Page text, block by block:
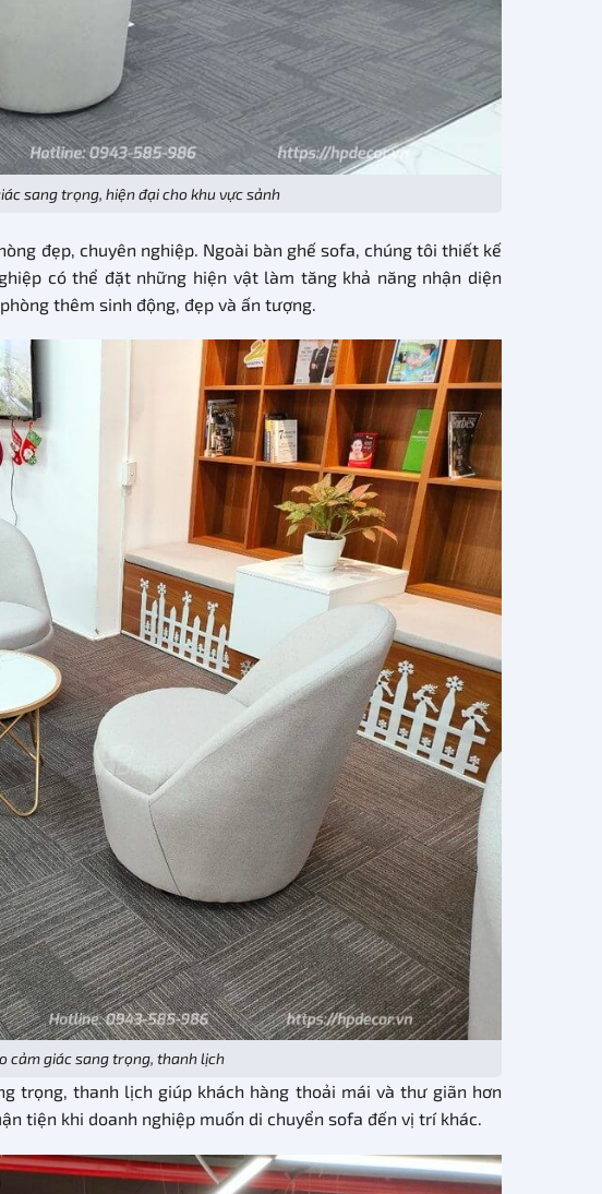
sang trọng, hiện đại cho khu vực sảnh
đẹp, chuyên nghiệp. Ngoài bàn ghế sofa, chúng tôi thiết kế
có thể đặt những hiện vật làm tăng khả năng nhận diện
thêm sinh động, đẹp và ấn tượng.
cảm giác sang trọng, thanh lịch
trọng, thanh lịch giúp khách hàng thoải mái và thư giãn hơn
tiện khi doanh nghiệp muốn di chuyển sofa đến vị trí khác.